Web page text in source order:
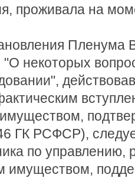
проживала на
Пленума
"О некоторых
ГК РСФСР),
по управлению,
имуществом,